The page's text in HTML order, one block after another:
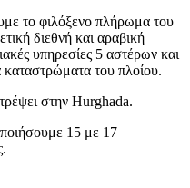
το φιλόξενο πλήρωμα του
διεθνή και αραβική
υπηρεσίες 5 αστέρων και
καταστρώματα του πλοίου.
στην Hurghada.
15 με 17